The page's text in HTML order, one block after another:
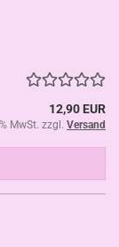
12,90 EUR
MwSt. zzgl. Versand